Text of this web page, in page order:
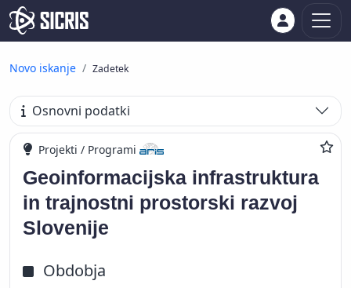
Novo iskanje Zadetek
Osnovni podatki
Projekti / Programi
Geoinformacijska infrastruktura
in trajnostni prostorski razvoj
Slovenije
Obdobja